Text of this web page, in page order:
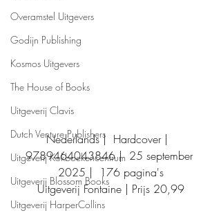
Overamstel Uitgevers
Godijn Publishing
Kosmos Uitgevers
The House of Books
Uitgeverij Clavis
Dutch Venture Publishers
Uitgeverij Kokboekencentrum
Uitgeverij Blossom Books
Uitgeverij HarperCollins
Nederlands |  Hardcover |
9789464043846 |  25 september
2025 |  176 pagina's
Uitgeverij Fontaine | Prijs 20,99